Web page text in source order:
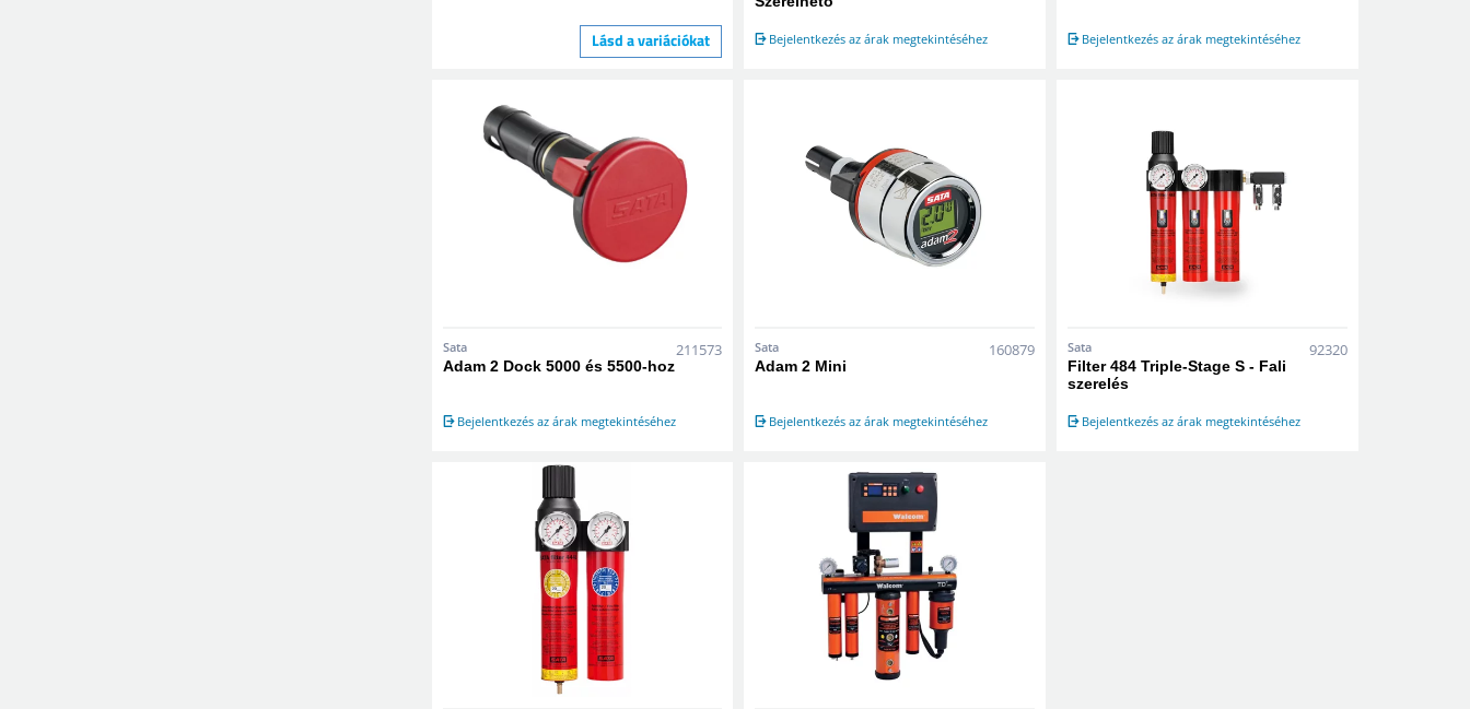
Lásd a variációkat Bejelentkezés az árak megtekintéséhez Bejelentkezés az árak megtekintéséhez
Sata 211573
Adam 2 Dock 5000 és 5500-hoz
Bejelentkezés az árak megtekintéséhez
Sata 160879
Adam 2 Mini
Bejelentkezés az árak megtekintéséhez
Sata 92320
Filter 484 Triple-Stage S - Fali
szerelés
Bejelentkezés az árak megtekintéséhez